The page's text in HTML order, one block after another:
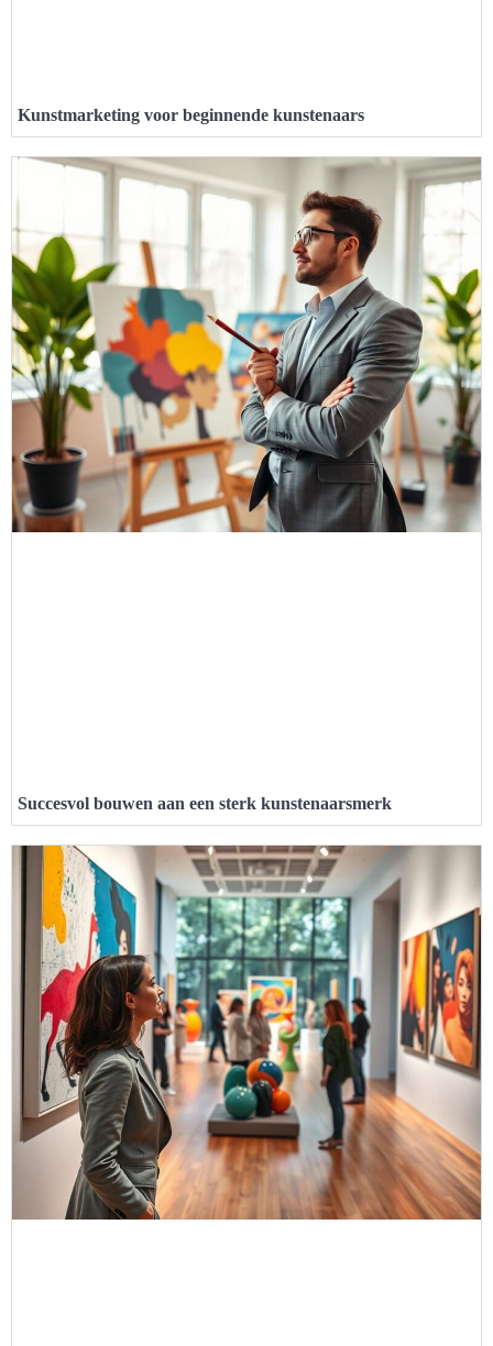
Kunstmarketing voor beginnende kunstenaars
Succesvol bouwen aan een sterk kunstenaarsmerk